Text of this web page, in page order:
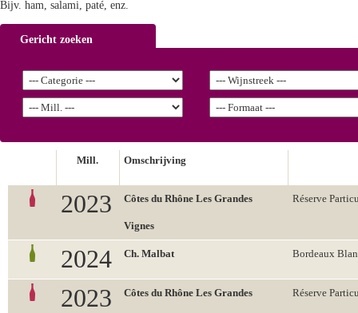
Bijv. ham, salami, paté, enz.
Gericht zoeken
Mill. Omschrijving
2023 Côtes du Rhône Les Grandes
Vignes
Réserve
2024 Ch. Malbat Bordeaux
2023 Côtes du Rhône Les Grandes Réserve